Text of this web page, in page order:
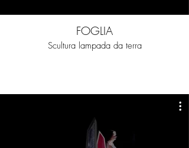
FOGLIA
Scultura lampada da terra